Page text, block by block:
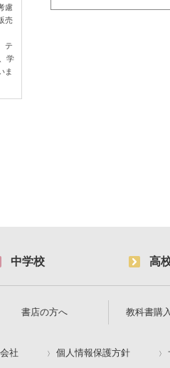
慮
売
テ
学
ま
中学校 高
書店の方へ 教科書購
社 個人情報保護方針